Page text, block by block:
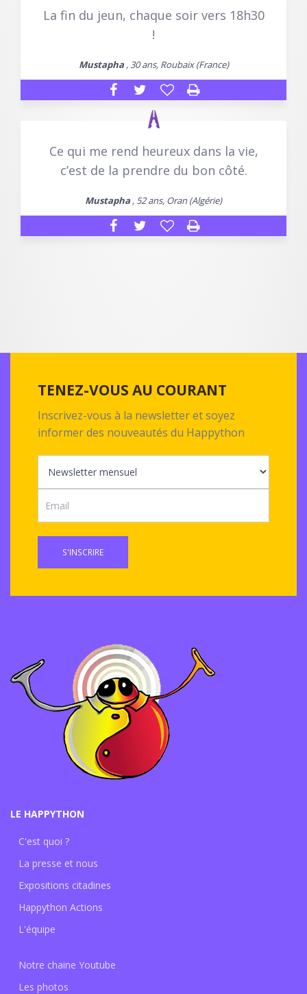
La fin du jeun, chaque soir vers 18h30
!
Mustapha, 30 ans, Roubaix (France)
Ce qui me rend heureux dans la vie,
c’est de la prendre du bon côté.
Mustapha , 52 ans, Oran (Algérie)
TENEZ-VOUS AU COURANT
Inscrivez-vous à la newsletter et soyez
informer des nouveautés du Happython
S'INSCRIRE
LE HAPPYTHON
C'est quoi ?
La presse et nous
Expositions citadines
Happython Actions
L'équipe
Notre chaine Youtube
Les photos